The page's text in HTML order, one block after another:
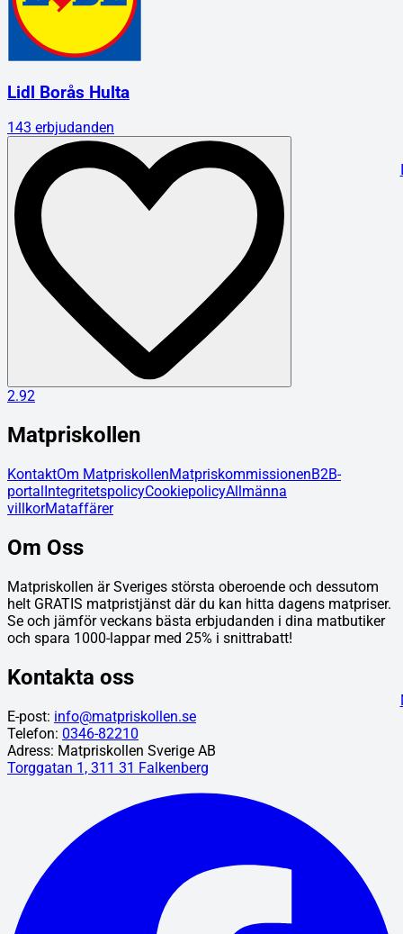
Lidl Borås Hulta
143 erbjudanden
2.92
Matpriskollen
KontaktOm MatpriskollenMatpriskommissionenB2B-
portal IntegritetspolicyCookiepolicyAllmänna
villkorMataffärer
Om Oss
Matpriskollen är Sveriges största oberoende och dessutom
helt GRATIS matpristjänst där du kan hitta dagens matpriser.
Se och jämför veckans bästa erbjudanden i dina matbutiker
och spara 1000-lappar med 25% i snittrabatt!
Kontakta oss
E-post: info@matpriskollen.se
Telefon: 0346-82210
Adress: Matpriskollen Sverige AB
Torggatan 1, 311 31 Falkenberg